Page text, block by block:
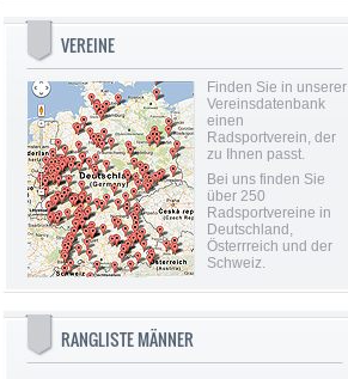
VEREINE
Finden Sie in unserer
Vereinsdatenbank
einen
Radsportverein, der
zu Ihnen passt.
Bei uns finden Sie
über 250
Radsportvereine in
Deutschland,
Österrreich und der
Schweiz.
RANGLISTE MÄNNER